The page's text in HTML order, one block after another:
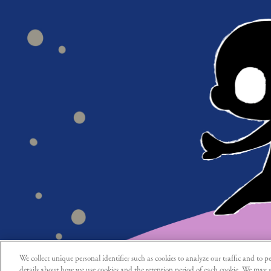
We collect unique personal identifier such as cookies to analyze our traffic and to